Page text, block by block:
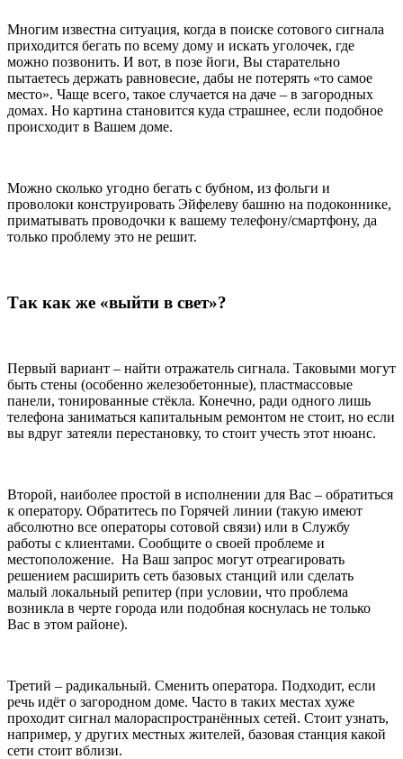
Многим известна ситуация, когда в поиске сотового сигнала
приходится бегать по всему дому и искать уголочек, где
можно позвонить. И вот, в позе йоги, Вы старательно
пытаетесь держать равновесие, дабы не потерять «то самое
место». Чаще всего, такое случается на даче – в загородных
домах. Но картина становится куда страшнее, если подобное
происходит в Вашем доме.
Можно сколько угодно бегать с бубном, из фольги и
проволоки конструировать Эйфелеву башню на подоконнике,
приматывать проводочки к вашему телефону/смартфону, да
только проблему это не решит.
Так как же «выйти в свет»?
Первый вариант – найти отражатель сигнала. Таковыми могут
быть стены (особенно железобетонные), пластмассовые
панели, тонированные стёкла. Конечно, ради одного лишь
телефона заниматься капитальным ремонтом не стоит, но если
вы вдруг затеяли перестановку, то стоит учесть этот нюанс.
Второй, наиболее простой в исполнении для Вас – обратиться
к оператору. Обратитесь по Горячей линии (такую имеют
абсолютно все операторы сотовой связи) или в Службу
работы с клиентами. Сообщите о своей проблеме и
местоположение. На Ваш запрос могут отреагировать
решением расширить сеть базовых станций или сделать
малый локальный репитер (при условии, что проблема
возникла в черте города или подобная коснулась не только
Вас в этом районе).
Третий – радикальный. Сменить оператора. Подходит, если
речь идёт о загородном доме. Часто в таких местах хуже
проходит сигнал малораспространённых сетей. Стоит узнать,
например, у других местных жителей, базовая станция какой
сети стоит вблизи.